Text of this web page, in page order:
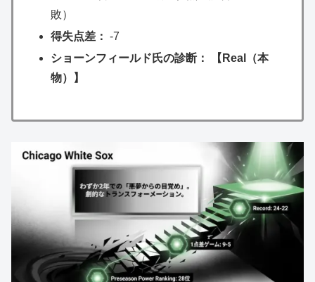
敗）
得失点差： -7
ショーンフィールド氏の診断： 【Real（本
物）】